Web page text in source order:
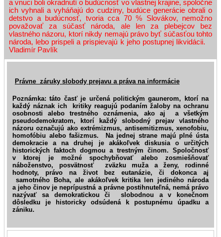
a vnuci boli okradnutí o budúcnosť vo vlastnej krajine, spoločne
ich vyhnali a vyháňajú do cudziny, budúce generácie obrali o
detstvo a budúcnosť, tvoria cca 70 % Slovákov, nemožno
považovať za súčasť národa, ale len za plebejcov bez
vlastného názoru, ktorí nikdy nemajú právo byť súčasťou tohto
národa, lebo prispeli a prispievajú k jeho postupnej likvidácii.
Vladimír Pavlík
Právne záruky slobody prejavu a práva na informácie
Poznámka: táto časť je určená politickým gaunerom, ktorí na
každý náznak ich kritiky reagujú podaním žaloby na ochranu
osobnosti alebo trestného oznámenia, ako aj a všetkým
pseudodemokratom, ktorí každý slobodný prejav vlastného
názoru označujú ako extrémizmus, antisemitizmus, xenofobiu,
homofóbiu alebo fašizmus. Na jednej strane majú plné ústa
demokracie a na druhej je akákoľvek diskusia o určitých
historických faktoch dogmou a trestným činom. Spoločnosť
v ktorej je možné spochybňovať alebo zosmiešňovať
náboženstvo, posvätnosť zväzku muža a ženy, rodinné
hodnoty, právo na život bez eutanázie, či dokonca aj
samotného Boha, ale akákoľvek kritika len jediného národa
a jeho činov je neprípustná a právne postihnuteľná, nemá právo
nazývať sa demokratickou či slobodnou a v konečnom
dôsledku je historicky odsúdená k postupnému úpadku a
zániku.